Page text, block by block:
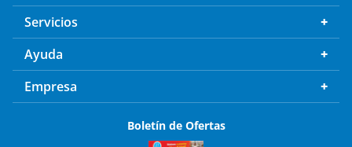
Servicios
Ayuda
Empresa
Boletín de Ofertas